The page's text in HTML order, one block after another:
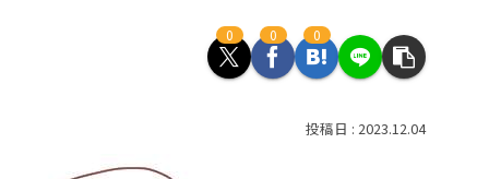
0 0 0
2023.12.04